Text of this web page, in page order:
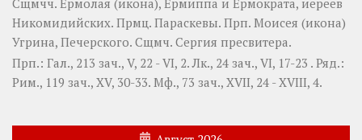
Никомидийских. Прмц. Параскевы. Прп. Моисея (икона)
Угрина, Печерского. Сщмч. Сергия пресвитера.
Прп.: Гал., 213 зач., V, 22 - VI, 2. Лк., 24 зач., VI, 17-23 . Ряд.:
Рим., 119 зач., XV, 30-33. Мф., 73 зач., XVII, 24 - XVIII, 4.